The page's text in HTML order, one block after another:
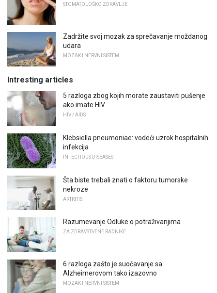
STOMATOLOŠKO ZDRAVLJE
Zadržite svoj mozak za sprečavanje moždanog
udara
MOZAK I NERVNI SISTEM
Intresting articles
5 razloga zbog kojih morate zaustaviti pušenje
ako imate HIV
HIV / AIDS
Klebsiella pneumoniae: vodeći uzrok hospitalnih
infekcija
INFECTIOUS DISEASES
Šta biste trebali znati o faktoru tumorske
nekroze
ARTRITIS
Razumevanje Odluke o potraživanjima
ZA ZDRAVSTVENE RADNIKE
6 razloga zašto je suočavanje sa
Alzheimerovom tako izazovno
MOZAK I NERVNI SISTEM